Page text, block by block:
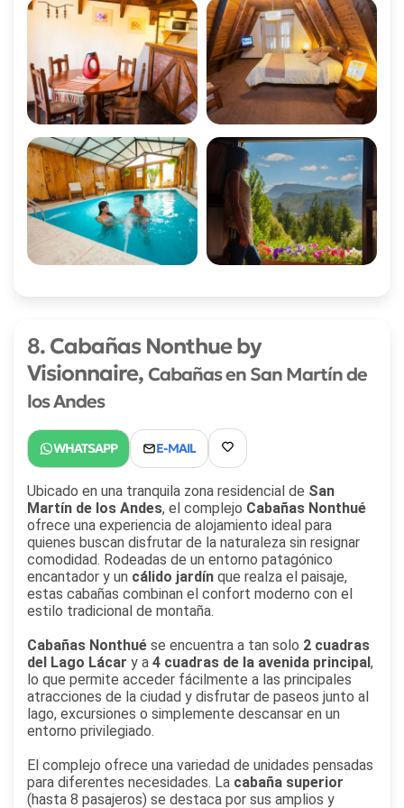
8. Cabañas Nonthue by
Visionnaire, Cabañas en San Martín de
los Andes
Ubicado en una tranquila zona residencial de San
Martín de los Andes, el complejo Cabañas Nonthué
ofrece una experiencia de alojamiento ideal para
quienes buscan disfrutar de la naturaleza sin resignar
comodidad. Rodeadas de un entorno patagónico
encantador y un cálido jardín que realza el paisaje,
estas cabañas combinan el confort moderno con el
estilo tradicional de montaña.
Cabañas Nonthué se encuentra a tan solo 2 cuadras
del Lago Lácar y a 4 cuadras de la avenida principal ,
lo que permite acceder fácilmente a las principales
atracciones de la ciudad y disfrutar de paseos junto al
lago, excursiones o simplemente descansar en un
entorno privilegiado.
El complejo ofrece una variedad de unidades pensadas
para diferentes necesidades. La cabaña superior
(hasta 8 pasajeros) se destaca por sus amplios y